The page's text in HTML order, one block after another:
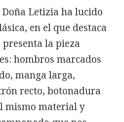
Letizia ha lucido
en el que destaca
la pieza
hombros marcados
manga larga,
recto, botonadura
mismo material y